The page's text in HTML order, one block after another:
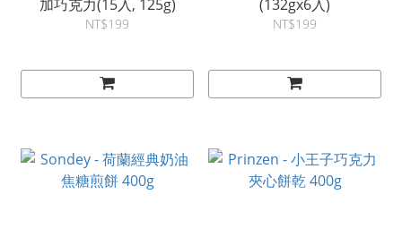
加巧克力(15入, 125g)
NT$199
(132gx6入)
NT$199